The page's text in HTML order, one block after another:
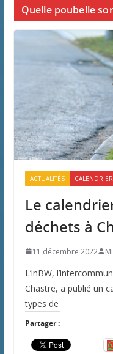
Quelle poubelle
ACTUALITÉS CALENDRIER
Le
déchets à
11 décembre 2022
L’inBW,
Chastre, a publié un
types de
Partager :